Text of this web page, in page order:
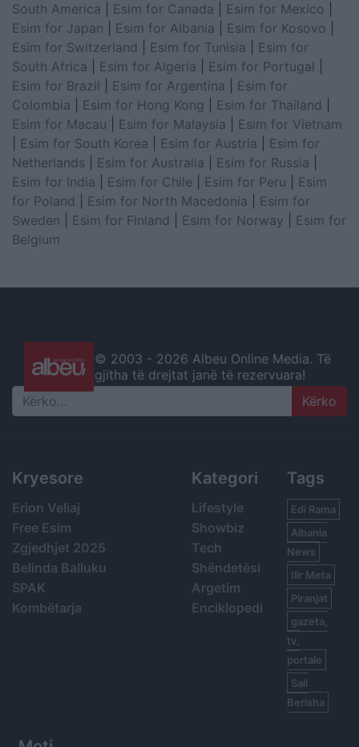
South America
Esim for Canada Esim for Mexico
Esim for Japan
Esim for Albania Esim for Kosovo
Esim for Switzerland
Esim for Tunisia
Esim for
South Africa
Esim for Algeria Esim for Portugal
Esim for Brazil
Esim for Argentina
Esim for
Colombia
Esim for Hong Kong Esim for Thailand
Esim for Macau
Esim for Malaysia
Esim for Vietnam
Esim for South Korea Esim for Austria
Esim for
Netherlands
Esim for Australia Esim for Russia
Esim for India
Esim for Chile Esim for Peru
Esim
for Poland
Esim for North Macedonia
Esim for
Sweden
Esim for Finland Esim for Norway
Esim for
Belgium
© 2003 - 2026 Albeu Online Media. Të
gjitha të drejtat janë të rezervuara!
Search
Kryesore
Erion Veliaj
Free Esim
Zgjedhjet 2025
Belinda Balluku
SPAK
Kombëtarja
Kategori
Lifestyle
Showbiz
Tech
Shëndetësi
Argetim
Enciklopedi
Tags
Edi Rama
Albania
News
Ilir Meta
Piranjat
gazeta,
tv,
portale
Sali
Berisha